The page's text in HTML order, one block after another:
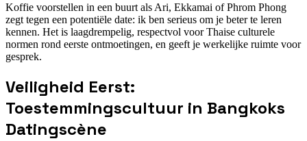
Koffie voorstellen in een buurt als Ari, Ekkamai of Phrom Phong
zegt tegen een potentiële date: ik ben serieus om je beter te leren
kennen. Het is laagdrempelig, respectvol voor Thaise culturele
normen rond eerste ontmoetingen, en geeft je werkelijke ruimte voor
gesprek.
Veiligheid Eerst:
Toestemmingscultuur in Bangkoks
Datingscène